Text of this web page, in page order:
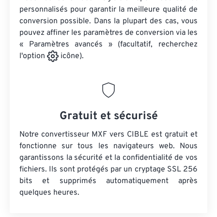
personnalisés pour garantir la meilleure qualité de
conversion possible. Dans la plupart des cas, vous
pouvez affiner les paramètres de conversion via les
« Paramètres avancés » (facultatif, recherchez
l'option
icône).
Gratuit et sécurisé
Notre convertisseur MXF vers CIBLE est gratuit et
fonctionne sur tous les navigateurs web. Nous
garantissons la sécurité et la confidentialité de vos
fichiers. Ils sont protégés par un cryptage SSL 256
bits et supprimés automatiquement après
quelques heures.